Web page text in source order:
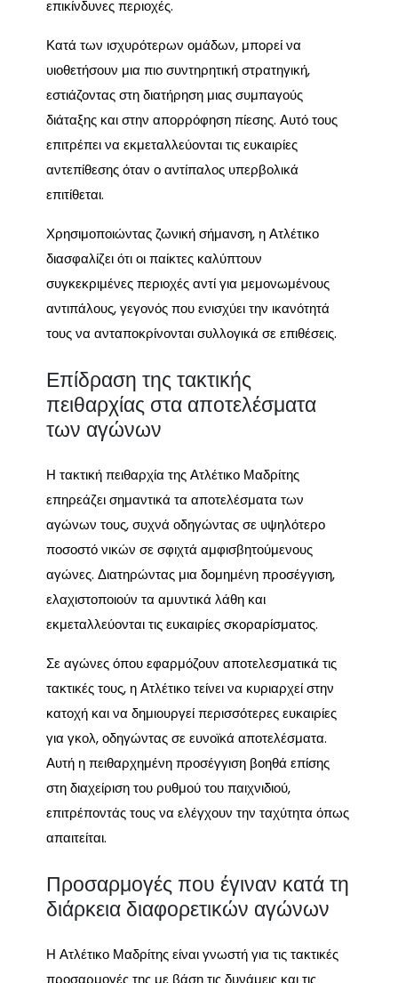
επικίνδυνες περιοχές.
Κατά των ισχυρότερων ομάδων, μπορεί να
υιοθετήσουν μια πιο συντηρητική στρατηγική,
εστιάζοντας στη διατήρηση μιας συμπαγούς
διάταξης και στην απορρόφηση πίεσης. Αυτό τους
επιτρέπει να εκμεταλλεύονται τις ευκαιρίες
αντεπίθεσης όταν ο αντίπαλος υπερβολικά
επιτίθεται.
Χρησιμοποιώντας ζωνική σήμανση, η Ατλέτικο
διασφαλίζει ότι οι παίκτες καλύπτουν
συγκεκριμένες περιοχές αντί για μεμονωμένους
αντιπάλους, γεγονός που ενισχύει την ικανότητά
τους να ανταποκρίνονται συλλογικά σε επιθέσεις.
Επίδραση της τακτικής
πειθαρχίας στα αποτελέσματα
των αγώνων
Η τακτική πειθαρχία της Ατλέτικο Μαδρίτης
επηρεάζει σημαντικά τα αποτελέσματα των
αγώνων τους, συχνά οδηγώντας σε υψηλότερο
ποσοστό νικών σε σφιχτά αμφισβητούμενους
αγώνες. Διατηρώντας μια δομημένη προσέγγιση,
ελαχιστοποιούν τα αμυντικά λάθη και
εκμεταλλεύονται τις ευκαιρίες σκοραρίσματος.
Σε αγώνες όπου εφαρμόζουν αποτελεσματικά τις
τακτικές τους, η Ατλέτικο τείνει να κυριαρχεί στην
κατοχή και να δημιουργεί περισσότερες ευκαιρίες
για γκολ, οδηγώντας σε ευνοϊκά αποτελέσματα.
Αυτή η πειθαρχημένη προσέγγιση βοηθά επίσης
στη διαχείριση του ρυθμού του παιχνιδιού,
επιτρέποντάς τους να ελέγχουν την ταχύτητα όπως
απαιτείται.
Προσαρμογές που έγιναν κατά τη
διάρκεια διαφορετικών αγώνων
Η Ατλέτικο Μαδρίτης είναι γνωστή για τις τακτικές
προσαρμογές της με βάση τις δυνάμεις και τις